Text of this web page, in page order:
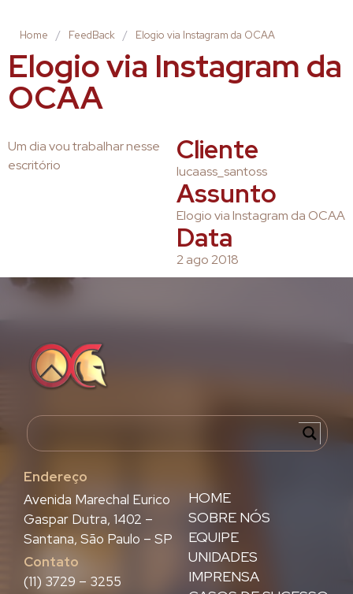
Home / FeedBack / Elogio via Instagram da OCAA
Elogio via Instagram da
OCAA
Um dia vou trabalhar nesse
escritório
Cliente
lucaass_santoss
Assunto
Elogio via Instagram da OCAA
Data
2 ago 2018
Endereço
HOME
SOBRE NÓS
EQUIPE
UNIDADES
IMPRENSA
Avenida Marechal Eurico
Gaspar Dutra, 1402 –
Santana, São Paulo – SP
Contato
(11) 3729 – 3255